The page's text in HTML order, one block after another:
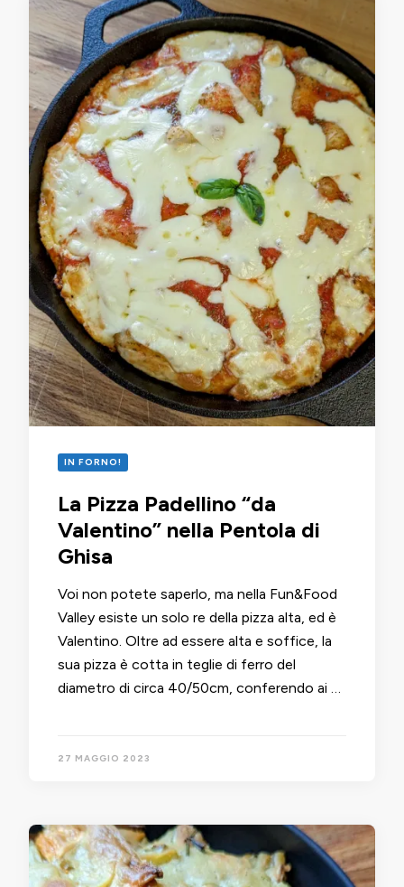
IN FORNO!
La Pizza Padellino “da
Valentino” nella Pentola di
Ghisa
Voi non potete saperlo, ma nella Fun&Food
Valley esiste un solo re della pizza alta, ed è
Valentino. Oltre ad essere alta e soffice, la
sua pizza è cotta in teglie di ferro del
diametro di circa 40/50cm, conferendo ai …
27 MAGGIO 2023